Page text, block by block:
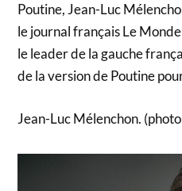
Poutine, Jean-Luc
le journal français Le
le leader de la gauche
de la version de Poutine
Jean-Luc Mélenchon.